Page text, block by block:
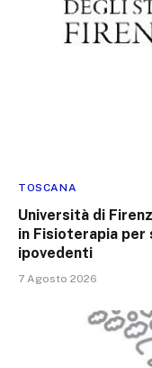
TOSCANA
Università di
in Fisioterapia per
ipovedenti
7 Agosto 2026